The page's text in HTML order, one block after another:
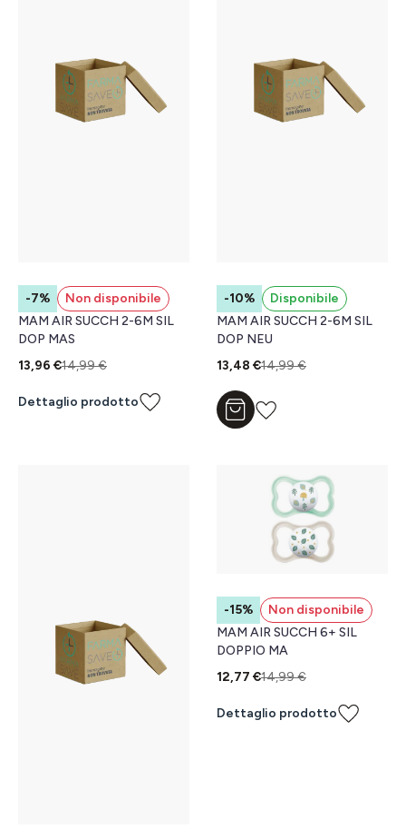
-7%
Non disponibile
MAM AIR SUCCH 2-6M SIL
DOP MAS
13,96 €14,99 €
Dettaglio prodotto
-10%
Disponibile
MAM AIR SUCCH 2-6M SIL
DOP NEU
13,48 €14,99 €
Aggiungi al carrello
-15%
Non disponibile
MAM AIR SUCCH 6+ SIL
DOPPIO MA
12,77 €14,99 €
Dettaglio prodotto